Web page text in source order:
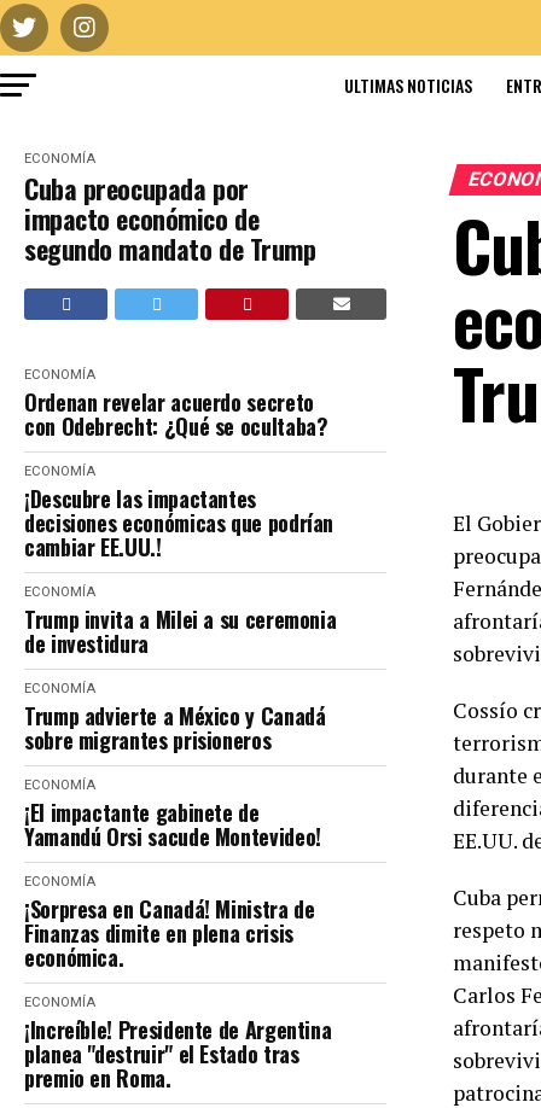
ULTIMAS NOTICIAS
ECONOMÍA
Cuba preocupada por
impacto económico de
segundo mandato de Trump
ECONOMÍA
Ordenan revelar acuerdo secreto
con Odebrecht: ¿Qué se ocultaba?
ECONOMÍA
¡Descubre las impactantes
decisiones económicas que podrían
cambiar EE.UU.!
ECONOMÍA
Trump invita a Milei a su ceremonia
de investidura
ECONOMÍA
Trump advierte a México y Canadá
sobre migrantes prisioneros
ECONOMÍA
¡El impactante gabinete de
Yamandú Orsi sacude Montevideo!
ECONOMÍA
¡Sorpresa en Canadá! Ministra de
Finanzas dimite en plena crisis
económica.
ECONOMÍA
¡Increíble! Presidente de Argentina
planea "destruir" el Estado tras
premio en Roma.
El
Cossío
durante
EE.UU.
Cuba
respeto
Carlos